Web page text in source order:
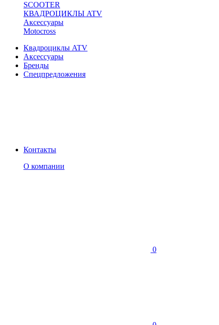
SCOOTER
КВАДРОЦИКЛЫ ATV
Аксессуары
Motocross
Квадроциклы ATV
Аксессуары
Бренды
Спецпредложения
Контакты
О компании
0